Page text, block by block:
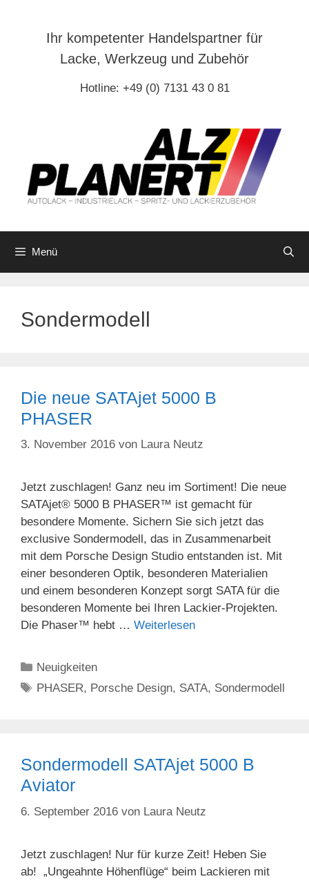
Ihr kompetenter Handelspartner für
Lacke, Werkzeug und Zubehör
Hotline: +49 (0) 7131 43 0 81
Menü
Sondermodell
Die neue SATAjet 5000 B
PHASER
3. November 2016 von Laura Neutz
Jetzt zuschlagen! Ganz neu im Sortiment! Die neue
SATAjet® 5000 B PHASER™ ist gemacht für
besondere Momente. Sichern Sie sich jetzt das
exclusive Sondermodell, das in Zusammenarbeit
mit dem Porsche Design Studio entstanden ist. Mit
einer besonderen Optik, besonderen Materialien
und einem besonderen Konzept sorgt SATA für die
besonderen Momente bei Ihren Lackier-Projekten.
Die Phaser™ hebt … Weiterlesen
Kategorien
Neuigkeiten
Schlagwörter
PHASER, Porsche Design, SATA, Sondermodell
Sondermodell SATAjet 5000 B
Aviator
6. September 2016 von Laura Neutz
Jetzt zuschlagen! Nur für kurze Zeit! Heben Sie
ab! „Ungeahnte Höhenflüge“ beim Lackieren mit